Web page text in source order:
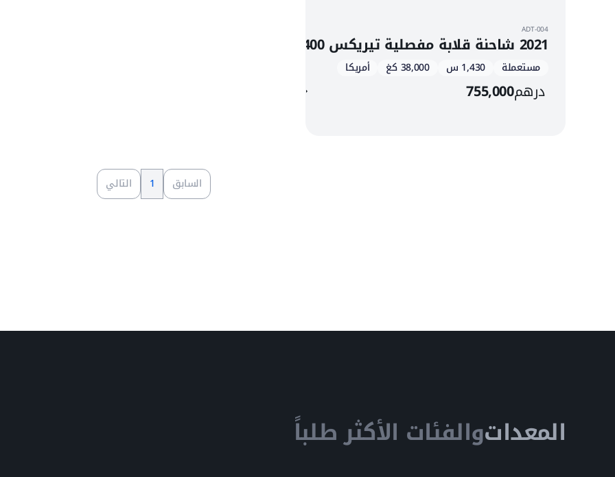
ADT-004
2021 شاحنة قلابة مفصلية تيريكس TA400
مستعملة 1,430 س 38,000 كغ أمريكا
درهم755,000
السابق 1 التالي
المعداتوالفئات الأكثر طلباً